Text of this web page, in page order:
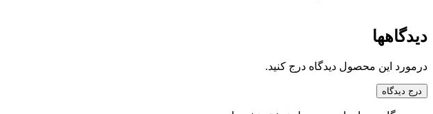
دیدگاهها
درمورد این محصول دیدگاه درج کنید.
درج دیدگاه